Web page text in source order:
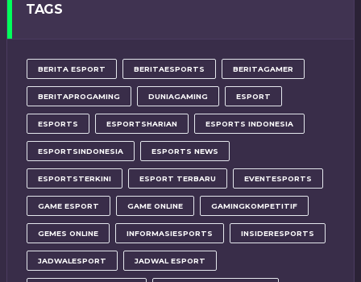
TAGS
BERITA ESPORT BERITAESPORTS BERITAGAMER
BERITAPROGAMING DUNIAGAMING ESPORT
ESPORTS ESPORTSHARIAN ESPORTS INDONESIA
ESPORTSINDONESIA ESPORTS NEWS
ESPORTSTERKINI ESPORT TERBARU EVENTESPORTS
GAME ESPORT GAME ONLINE GAMINGKOMPETITIF
GEMES ONLINE INFORMASIESPORTS INSIDERESPORTS
JADWALESPORT JADWAL ESPORT